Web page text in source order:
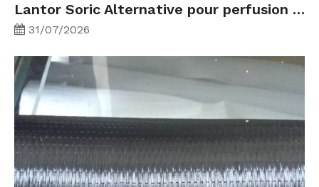
Lantor Soric Alternative pour perfusion sous vide et RTM : Guide de sélection 2026
31/07/2026